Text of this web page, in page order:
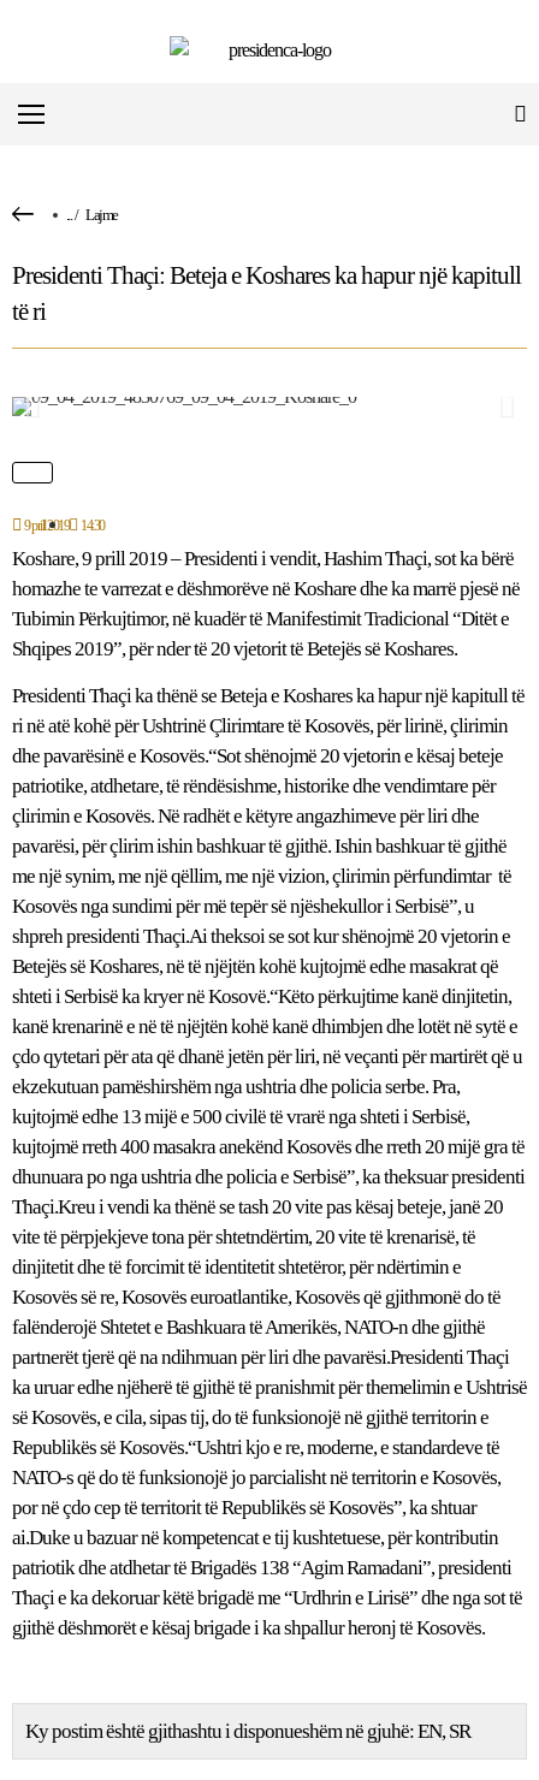
.../ Lajme
Presidenti Thaçi: Beteja e Koshares ka hapur një kapitull
të ri
9 prill 2019 14:30
Koshare, 9 prill 2019 – Presidenti i vendit, Hashim Thaçi, sot ka bërë
homazhe te varrezat e dëshmorëve në Koshare dhe ka marrë pjesë në
Tubimin Përkujtimor, në kuadër të Manifestimit Tradicional “Ditët e
Shqipes 2019”, për nder të 20 vjetorit të Betejës së Koshares.
Presidenti Thaçi ka thënë se Beteja e Koshares ka hapur një kapitull të
ri në atë kohë për Ushtrinë Çlirimtare të Kosovës, për lirinë, çlirimin
dhe pavarësinë e Kosovës.“Sot shënojmë 20 vjetorin e kësaj beteje
patriotike, atdhetare, të rëndësishme, historike dhe vendimtare për
çlirimin e Kosovës. Në radhët e këtyre angazhimeve për liri dhe
pavarësi, për çlirim ishin bashkuar të gjithë. Ishin bashkuar të gjithë
me një synim, me një qëllim, me një vizion, çlirimin përfundimtar të
Kosovës nga sundimi për më tepër së njëshekullor i Serbisë”, u
shpreh presidenti Thaçi.Ai theksoi se sot kur shënojmë 20 vjetorin e
Betejës së Koshares, në të njëjtën kohë kujtojmë edhe masakrat që
shteti i Serbisë ka kryer në Kosovë.“Këto përkujtime kanë dinjitetin,
kanë krenarinë e në të njëjtën kohë kanë dhimbjen dhe lotët në sytë e
çdo qytetari për ata që dhanë jetën për liri, në veçanti për martirët që u
ekzekutuan pamëshirshëm nga ushtria dhe policia serbe. Pra,
kujtojmë edhe 13 mijë e 500 civilë të vrarë nga shteti i Serbisë,
kujtojmë rreth 400 masakra anekënd Kosovës dhe rreth 20 mijë gra të
dhunuara po nga ushtria dhe policia e Serbisë”, ka theksuar presidenti
Thaçi.Kreu i vendi ka thënë se tash 20 vite pas kësaj beteje, janë 20
vite të përpjekjeve tona për shtetndërtim, 20 vite të krenarisë, të
dinjitetit dhe të forcimit të identitetit shtetëror, për ndërtimin e
Kosovës së re, Kosovës euroatlantike, Kosovës që gjithmonë do të
falënderojë Shtetet e Bashkuara të Amerikës, NATO-n dhe gjithë
partnerët tjerë që na ndihmuan për liri dhe pavarësi.Presidenti Thaçi
ka uruar edhe njëherë të gjithë të pranishmit për themelimin e Ushtrisë
së Kosovës, e cila, sipas tij, do të funksionojë në gjithë territorin e
Republikës së Kosovës.“Ushtri kjo e re, moderne, e standardeve të
NATO-s që do të funksionojë jo parcialisht në territorin e Kosovës,
por në çdo cep të territorit të Republikës së Kosovës”, ka shtuar
ai.Duke u bazuar në kompetencat e tij kushtetuese, për kontributin
patriotik dhe atdhetar të Brigadës 138 “Agim Ramadani”, presidenti
Thaçi e ka dekoruar këtë brigadë me “Urdhrin e Lirisë” dhe nga sot të
gjithë dëshmorët e kësaj brigade i ka shpallur heronj të Kosovës.
Ky postim është gjithashtu i disponueshëm në gjuhë:EN SR